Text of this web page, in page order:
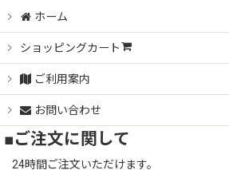
クロムハンガー
ストロンガー
ホーム
ショッピングカート
ご利用案内
お問い合わせ
■ご注文に関して
24時間ご注文いただけます。